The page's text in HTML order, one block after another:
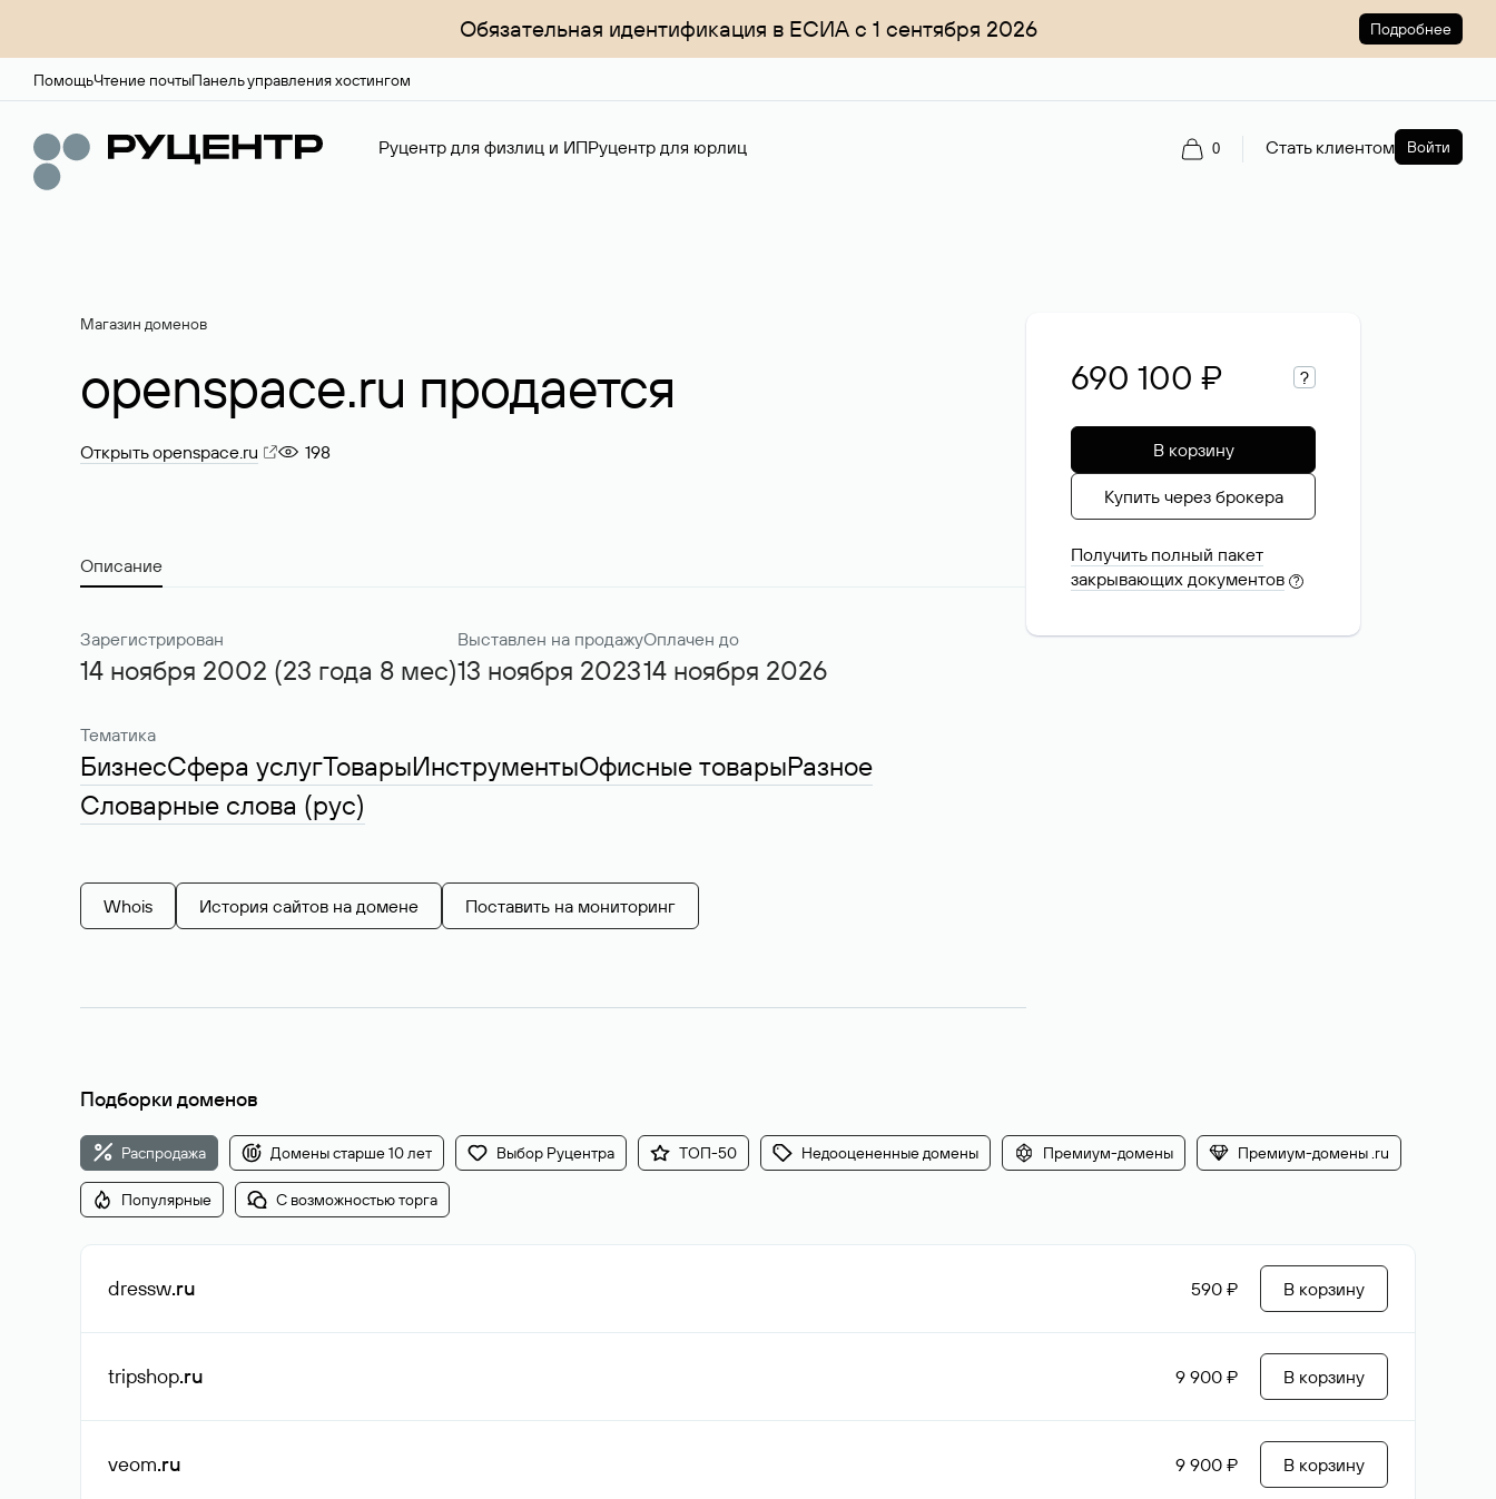
Обязательная идентификация в ЕСИА с 1 сентября 2026 Подробнее
ПомощьЧтение почтыПанель управления хостингом
Руцентр для физлиц и ИПРуцентр для юрлиц 0 Стать клиентом Войти
Магазин доменов
openspace.ru продается
Открыть openspace.ru 198
Описание
Зарегистрирован
14 ноября 2002 (23 года 8 мес)
Выставлен на продажу
13 ноября 2023
Оплачен до
14 ноября 2026
Тематика
БизнесСфера услугТоварыИнструментыОфисные товарыРазное
Словарные слова (рус)
Whois История сайтов на домене Поставить на мониторинг
690 100 ₽ ?
В корзину
Купить через брокера
Получить полный пакет
закрывающих документов ?
Подборки доменов
Распродажа Домены старше 10 лет Выбор Руцентра ТОП-50 Недооцененные домены Премиум-домены Премиум-домены .ru
Популярные С возможностью торга
dressw.ru 590 ₽ В корзину
tripshop.ru 9 900 ₽ В корзину
veom.ru 9 900 ₽ В корзину